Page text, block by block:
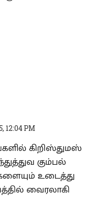
12:04 PM
கிறிஸ்துமஸ்
கும்பல்
உடைத்து
வைரலாகி